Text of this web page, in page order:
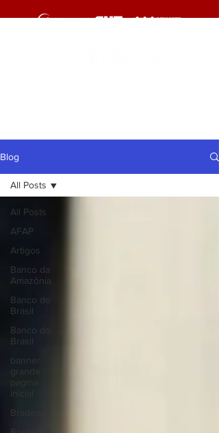
Blog
All Posts
AFAP
Artigos
Banco da
Amazônia
Banco do
Brasil
Banco do
Brasil
banner
grande
pagina
inicial
Bradesco
All Posts